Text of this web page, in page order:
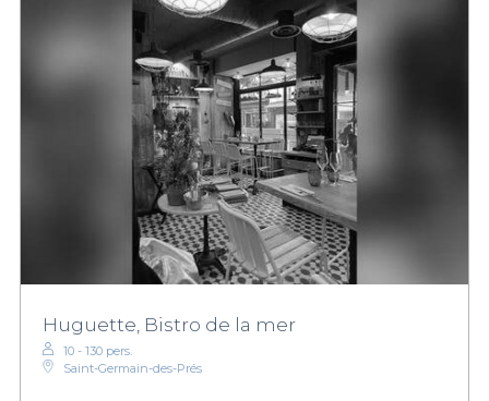
Huguette, Bistro de la mer
10 - 130 pers.
Saint-Germain-des-Prés